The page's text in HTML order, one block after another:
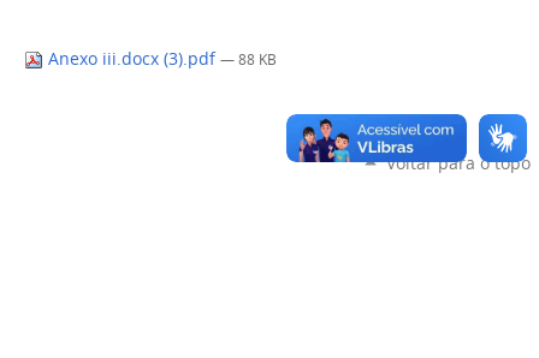
Anexo iii.docx (3).pdf — 88 KB
Voltar para o topo